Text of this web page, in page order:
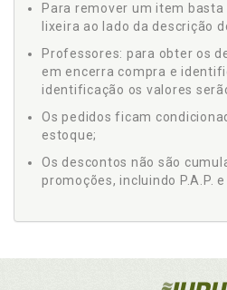
Para remover um item basta
lixeira ao lado da descrição
Professores: para obter os
em encerra compra e
identificação os valores
Os pedidos ficam
estoque;
Os descontos não são
promoções, incluindo P.A.P. e